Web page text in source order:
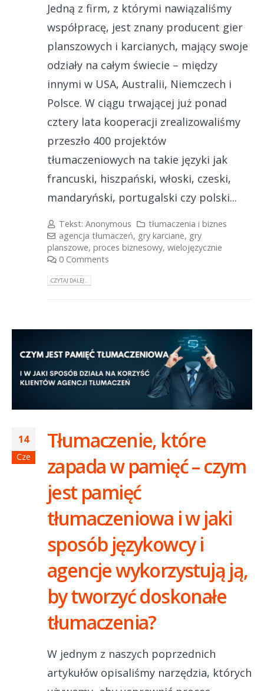
Jedną z firm, z którymi nawiązaliśmy
współpracę, jest znany producent gier
planszowych i karcianych, mający swoje
odziały na całym świecie – między
innymi w USA, Australii, Niemczech i
Polsce. W ciągu trwającej już ponad
cztery lata kooperacji zrealizowaliśmy
przeszło 400 projektów
tłumaczeniowych na takie języki jak
francuski, hiszpański, włoski, czeski,
mandaryński, portugalski czy polski...
Tekst:Anonymous
tłumaczenia i biznes
agencja tłumaczeń, gry karciane, gry
planszowe, proces biznesowy, wielojęzycznie
0 Comments
CZYTAJ DALEJ...
14
Cze
Tłumaczenie, które
zapada w pamięć – czym
jest pamięć
tłumaczeniowa i w jaki
sposób językowcy i
agencje wykorzystują ją,
by tworzyć doskonałe
tłumaczenia?
W jednym z naszych poprzednich
artykułów opisaliśmy narzędzia, których